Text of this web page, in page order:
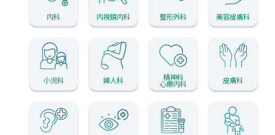
内科 内視鏡内科 整形外科 美容皮膚科
小児科 婦人科 精神科
心療内科 皮膚科